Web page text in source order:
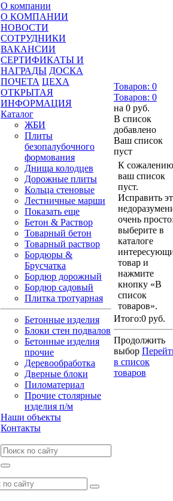
О компании
О КОМПАНИИ
НОВОСТИ
СОТРУДНИКИ
ВАКАНСИИ
СЕРТИФИКАТЫ И
НАГРАДЫ ДОСКА
ПОЧЕТА ЦЕХА
ОТКРЫТАЯ
ИНФОРМАЦИЯ
Каталог
ЖБИ
Плиты
безопалубочного
формования
Днища колодцев
Дорожные плиты
Кольца стеновые
Лестничные марши
Показать еще
Бетон & Раствор
Товарный бетон
Товарный раствор
Бордюры &
Брусчатка
Бордюр дорожный
Бордюр садовый
Плитка тротуарная
Бетонные изделия
Блоки стен подвалов
Бетонные изделия
прочие
Деревообработка
Дверные блоки
Пиломатериал
Прочие столярные
изделия п/м
Наши объекты
Контакты
Товаров: 0
Товаров: 0
на 0 руб.
В список
добавлено
Ваш список
пуст
К
ваш список
пуст.
Исправить
очень
выберите в
каталоге
товар и
нажмите
кнопку «В
список
товаров».
Итого:0 руб.
Продолжить
выбор
в список
товаров